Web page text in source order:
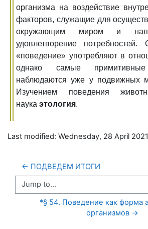
организма на воздействие
факторов, служащие для
окружающим миром и
удовлетворение
«поведение» употребляют в
однако самые
наблюдаются уже у подвижных
Изучением поведения
наука этология.
Last modified: Wednesday, 28 April
← ПОДВЕДЕМ ИТОГИ
Jump to...
*§ 54. Поведение как форма
организмов →